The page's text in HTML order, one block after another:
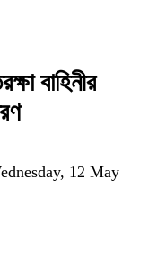
বাহিনীর
12 May